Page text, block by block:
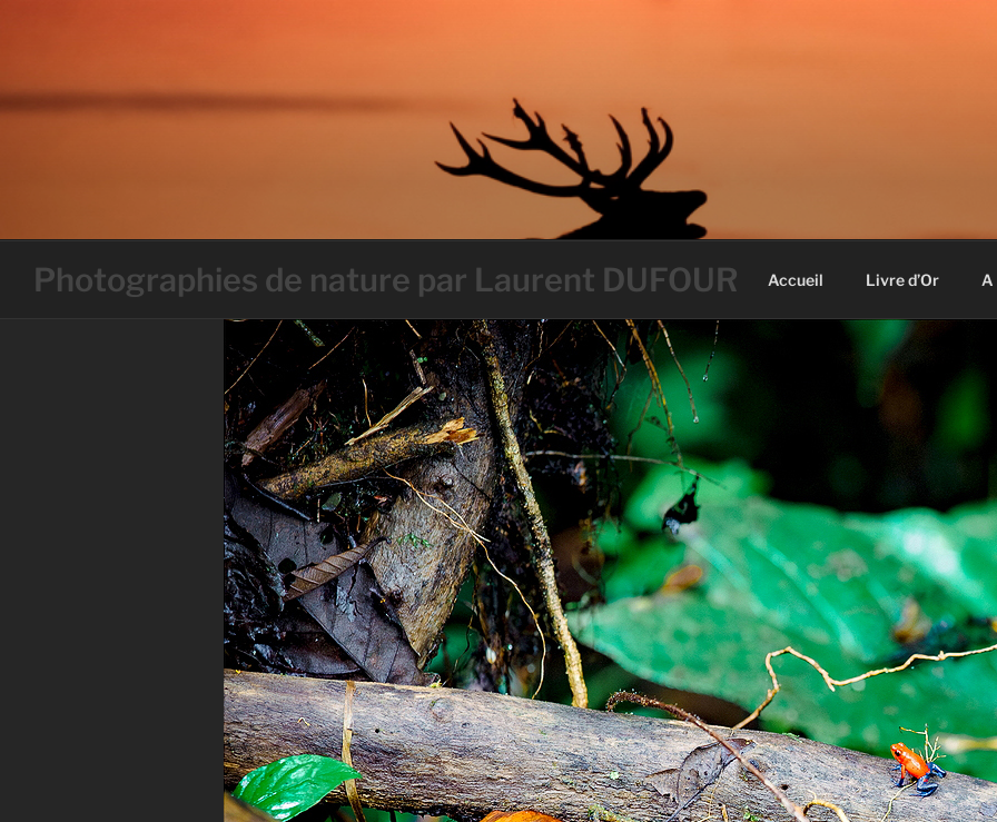
Photographies de nature par Laurent DUFOUR Accueil Livre d’Or A